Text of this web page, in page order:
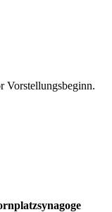
Vorstellungsbeginn.